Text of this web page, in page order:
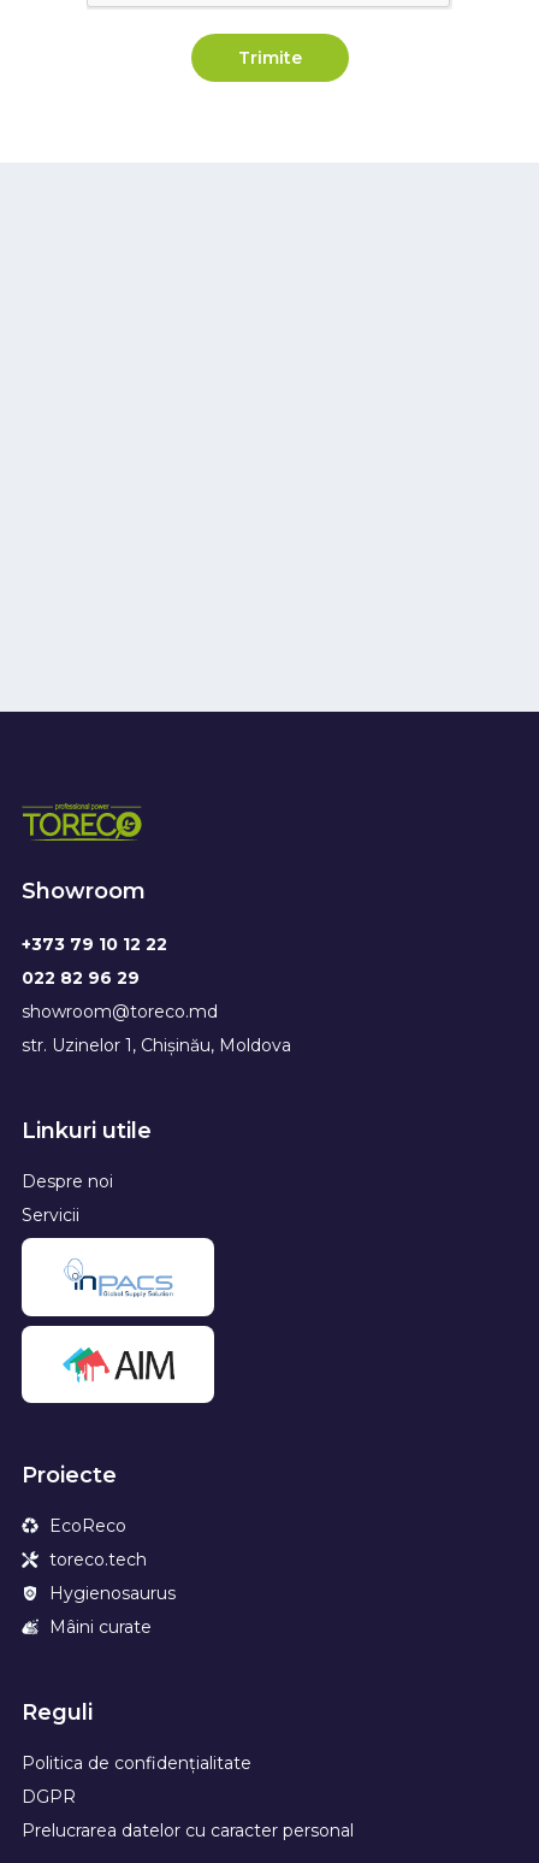
Trimite
Showroom
+373 79 10 12 22
022 82 96 29
showroom@toreco.md
str. Uzinelor 1, Chișinău, Moldova
Linkuri utile
Despre noi
Servicii
Proiecte
EcoReco
toreco.tech
Hygienosaurus
Mâini curate
Reguli
Politica de confidențialitate
DGPR
Prelucrarea datelor cu caracter personal